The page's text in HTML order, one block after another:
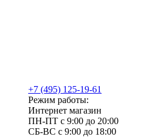
+7 (495) 125-19-61
Режим работы:
Интернет магазин
ПН-ПТ с 9:00 до 20:00
СБ-ВС с 9:00 до 18:00